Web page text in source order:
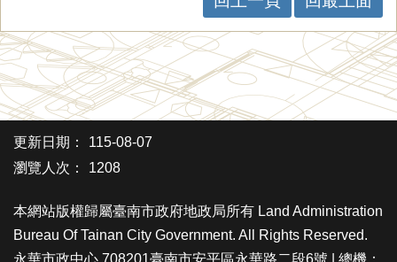
更新日期：
115-08-07
瀏覽人次：
1208
本網站版權歸屬臺南市政府地政局所有 Land Administration
Bureau Of Tainan City Government. All Rights Reserved.
永華市政中心 708201臺南市安平區永華路二段6號 | 總機：